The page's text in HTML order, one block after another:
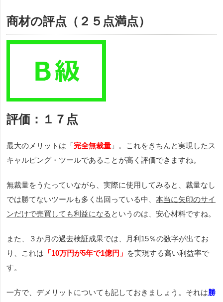
商材の評点（２５点満点）
評価：１７点
最大のメリットは「完全無裁量 」。これをきちんと実現したス
キャルピング・ツールであることが高く評価できますね。
無裁量をうたっていながら、実際に使用してみると、裁量なし
では勝てないツールも多く出回っている中、 本当に矢印のサイ
ンだけで売買しても利益になる というのは、安心材料ですね。
また、３か月の過去検証成果では、月利15％の数字が出てお
り、これは 「10万円が5年で1億円」 を実現する高い利益率で
す。
一方で、デメリットについても記しておきましょう。それは勝